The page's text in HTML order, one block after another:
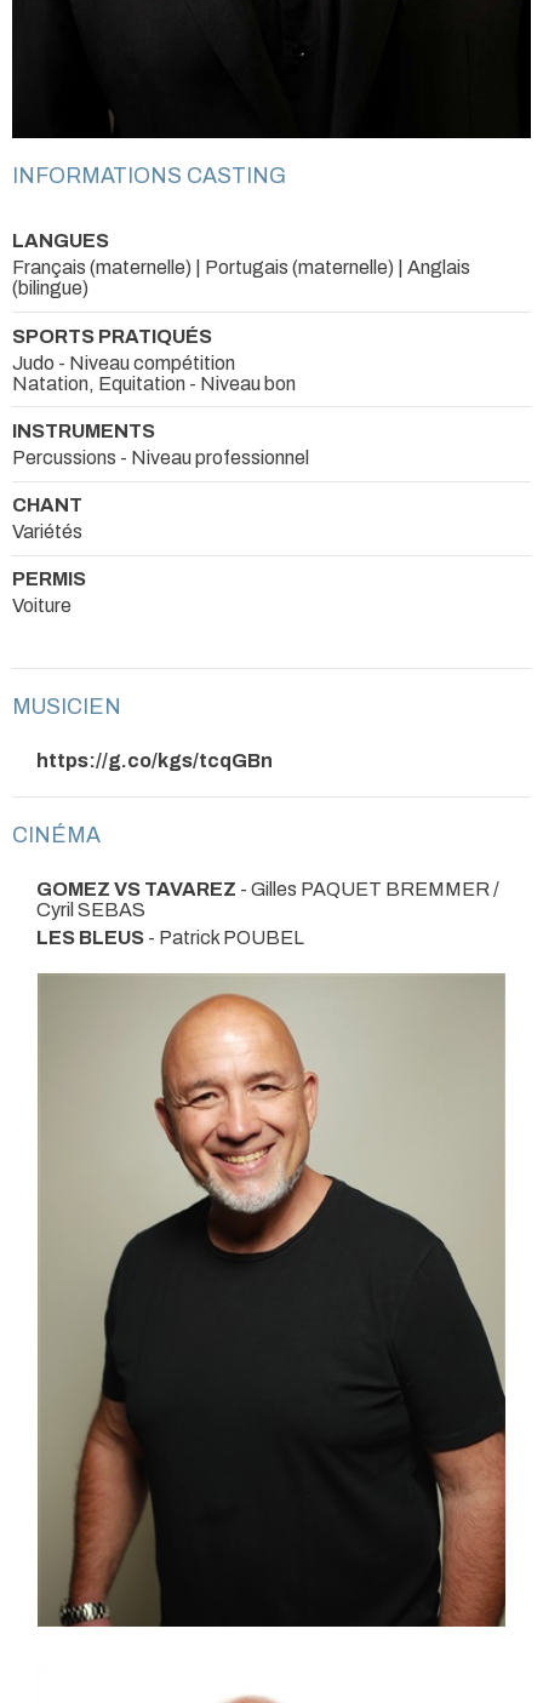
INFORMATIONS CASTING
LANGUES
Français (maternelle) | Portugais (maternelle) | Anglais
(bilingue)
SPORTS PRATIQUÉS
Judo - Niveau compétition
Natation, Equitation - Niveau bon
INSTRUMENTS
Percussions - Niveau professionnel
CHANT
Variétés
PERMIS
Voiture
MUSICIEN
https://g.co/kgs/tcqGBn
CINÉMA
GOMEZ VS TAVAREZ - Gilles PAQUET BREMMER /
Cyril SEBAS
LES BLEUS - Patrick POUBEL